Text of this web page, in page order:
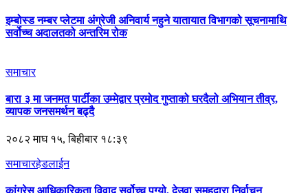
इम्बोस्ड नम्बर प्लेटमा अंग्रेजी अनिवार्य नहुने यातायात विभागको सूचनामाथि
सर्वोच्च अदालतको अन्तरिम रोक
समाचार
बारा ३ मा जनमत पार्टीका उम्मेद्वार प्रमोद गुप्ताको घरदैलो अभियान तीव्र,
व्यापक जनसमर्थन बढ्दै
२०८२ माघ १५, बिहीबार १८:३९
समाचारहेडलाईन
कांग्रेस आधिकारिकता विवाद सर्वोच्च पुग्यो, देउवा समूहद्वारा निर्वाचन